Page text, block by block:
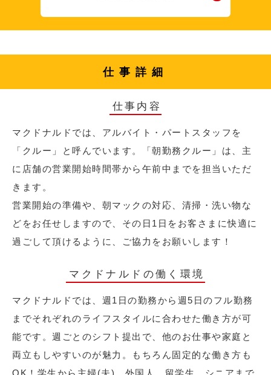
仕事詳細
仕事内容
マクドナルドでは、アルバイト・パートスタッフを
「クルー」と呼んでいます。「朝勤務クルー」は、主
に店舗の営業開始時間帯から午前中までを担当いただ
きます。
営業開始の準備や、朝マックの対応、清掃・洗い物な
どをお任せしますので、その日1日をお客さまに快適に
過ごして頂けるように、ご協力をお願いします！
マクドナルドの働く環境
マクドナルドでは、週1日の勤務から週5日のフル勤務
までそれぞれのライフスタイルに合わせた働き方が可
能です。週ごとのシフト提出で、他のお仕事や家庭と
両立もしやすいのが魅力。もちろん固定的な働き方も